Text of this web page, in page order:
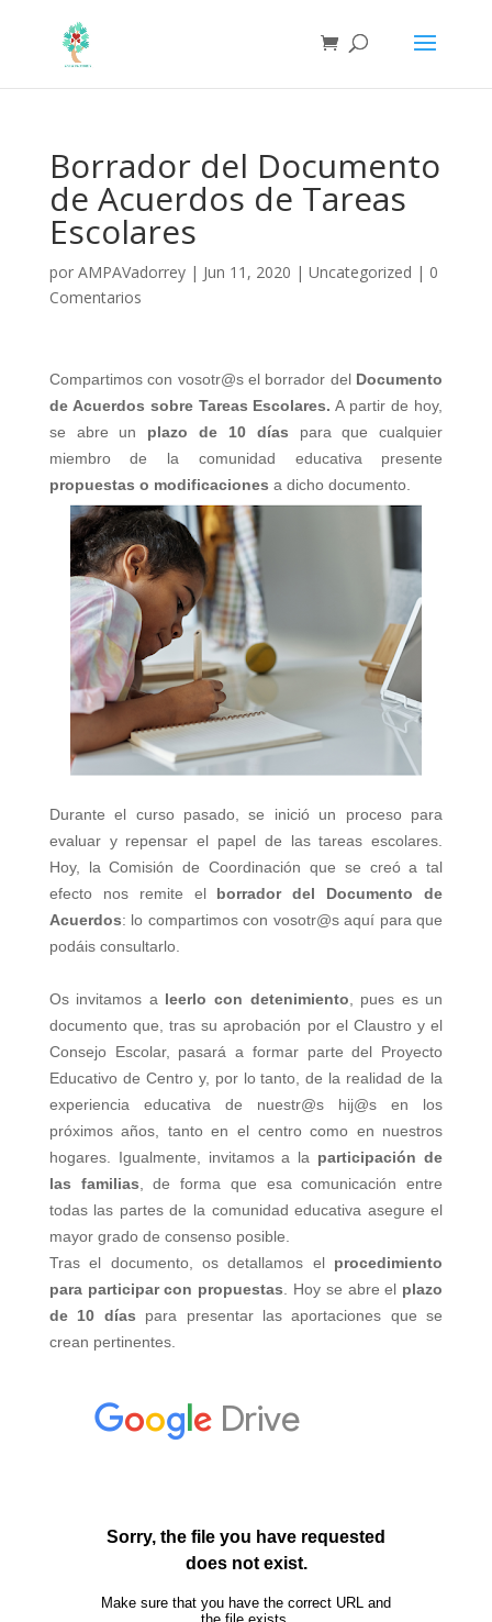
Borrador del Documento
de Acuerdos de Tareas
Escolares
por AMPAVadorrey| Jun 11, 2020 | Uncategorized | 0
Comentarios
Compartimos con vosotr@s el borrador del Documento
de Acuerdos sobre Tareas Escolares. A partir de hoy,
se abre un plazo de 10 días para que cualquier
miembro de la comunidad educativa presente
propuestas o modificaciones a dicho documento.
Durante el curso pasado, se inició un proceso para
evaluar y repensar el papel de las tareas escolares.
Hoy, la Comisión de Coordinación que se creó a tal
efecto nos remite el borrador del Documento de
Acuerdos: lo compartimos con vosotr@s aquí para que
podáis consultarlo.
Os invitamos a leerlo con detenimiento , pues es un
documento que, tras su aprobación por el Claustro y el
Consejo Escolar, pasará a formar parte del Proyecto
Educativo de Centro y, por lo tanto, de la realidad de la
experiencia educativa de nuestr@s hij@s en los
próximos años, tanto en el centro como en nuestros
hogares. Igualmente, invitamos a la participación de
las familias , de forma que esa comunicación entre
todas las partes de la comunidad educativa asegure el
mayor grado de consenso posible.
Tras el documento, os detallamos el procedimiento
para participar con propuestas . Hoy se abre el plazo
de 10 días para presentar las aportaciones que se
crean pertinentes.